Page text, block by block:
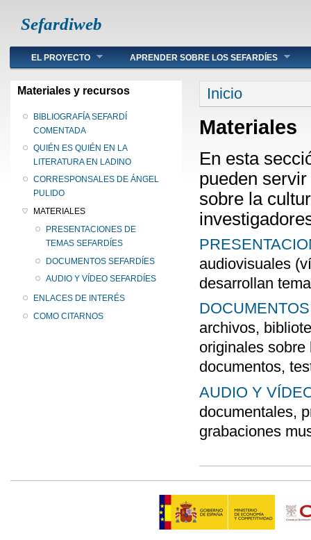
Sefardiweb
Main menu
EL PROYECTO APRENDER SOBRE LOS SEFARDÍES
Materiales y recursos
BIBLIOGRAFÍA SEFARDÍ
COMENTADA
QUIÉN ES QUIÉN EN LA
LITERATURA EN LADINO
CORRESPONSALES DE ÁNGEL
PULIDO
MATERIALES
PRESENTACIONES DE
TEMAS SEFARDÍES
DOCUMENTOS SEFARDÍES
AUDIO Y VÍDEO SEFARDÍES
ENLACES DE INTERÉS
COMO CITARNOS
Se encuentra
Inicio
Materiales
En esta
pueden
sobre la
audiovisuales
desarrollan
archivos,
originales
documentos,
AUDIO Y
documentales,
grabaciones